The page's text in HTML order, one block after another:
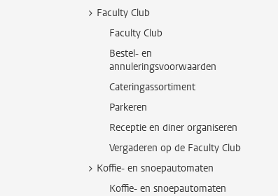
Faculty Club
Faculty Club
Bestel- en
annuleringsvoorwaarden
Cateringassortiment
Parkeren
Receptie en diner organiseren
Vergaderen op de Faculty Club
Koffie- en snoepautomaten
Koffie- en snoepautomaten